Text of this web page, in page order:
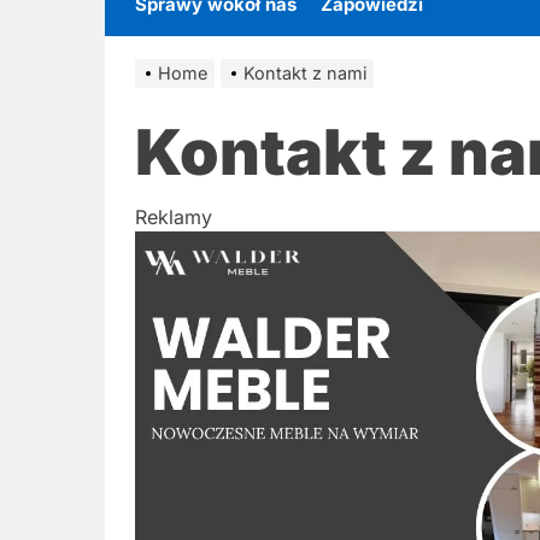
Home Kontakt z nami
Kontakt z
Reklamy